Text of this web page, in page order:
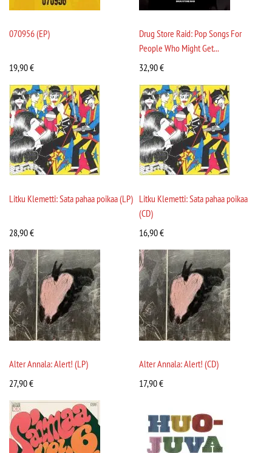
070956 (EP)
19,90€
Drug Store Raid: Pop Songs For
People Who Might Get...
32,90€
Litku Klemetti: Sata pahaa poikaa (LP)
28,90€
Litku Klemetti: Sata pahaa poikaa
(CD)
16,90€
Alter Annala: Alert! (LP)
27,90€
Alter Annala: Alert! (CD)
17,90€